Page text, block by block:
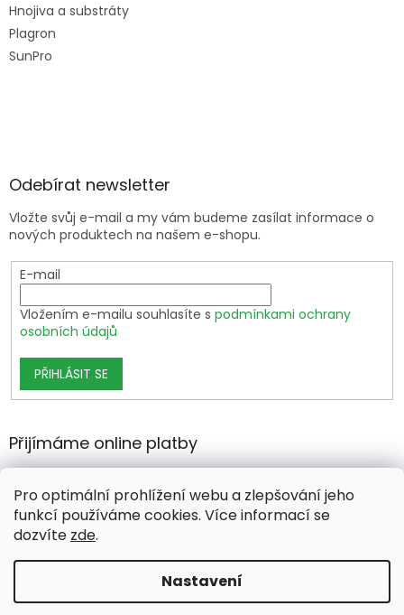
Pro optimální prohlížení webu a zlepšování jeho
funkcí používáme cookies. Více informací se
dozvíte zde.
Nastavení
Hnojiva a substráty
Plagron
SunPro
Odebírat newsletter
Vložte svůj e-mail a my vám budeme zasílat informace o
nových produktech na našem e-shopu.
E-mail
Vložením e-mailu souhlasíte s podmínkami ochrany
osobních údajů
PŘIHLÁSIT SE
Přijímáme online platby
Vytvořil Shoptet Premium